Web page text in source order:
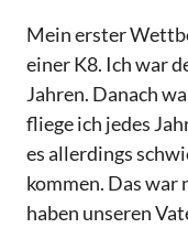
Mein erster
einer K8. Ich war
Jahren. Danach
fliege ich jedes
es allerdings
kommen. Das
haben unseren